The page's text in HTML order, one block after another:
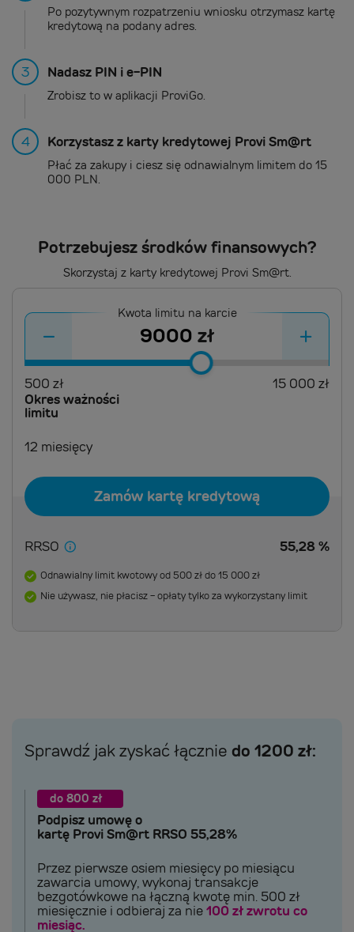
Po pozytywnym rozpatrzeniu wniosku otrzymasz kartę
kredytową na podany adres.
3 Nadasz PIN i e-PIN
Zrobisz to w aplikacji ProviGo.
4 Korzystasz z karty kredytowej Provi Sm@rt
Płać za zakupy i ciesz się odnawialnym limitem do 15
000 PLN.
Potrzebujesz środków finansowych?
Skorzystaj z karty kredytowej Provi Sm@rt.
Kwota limitu na karcie
zł
- +
500 zł 15 000 zł
Okres ważności
limitu
12 miesięcy
Zamów kartę kredytową
RRSO 55,28 %
Odnawialny limit kwotowy od 500 zł do 15 000 zł
Nie używasz, nie płacisz - opłaty tylko za wykorzystany limit
Sprawdź jak zyskać łącznie do 1200 zł:
do 800 zł
Podpisz umowę o
kartę Provi Sm@rt RRSO 55,28%
Przez pierwsze osiem miesięcy po miesiącu
zawarcia umowy, wykonaj transakcje
bezgotówkowe na łączną kwotę min. 500 zł
miesięcznie i odbieraj za nie100 zł zwrotu co
miesiąc.